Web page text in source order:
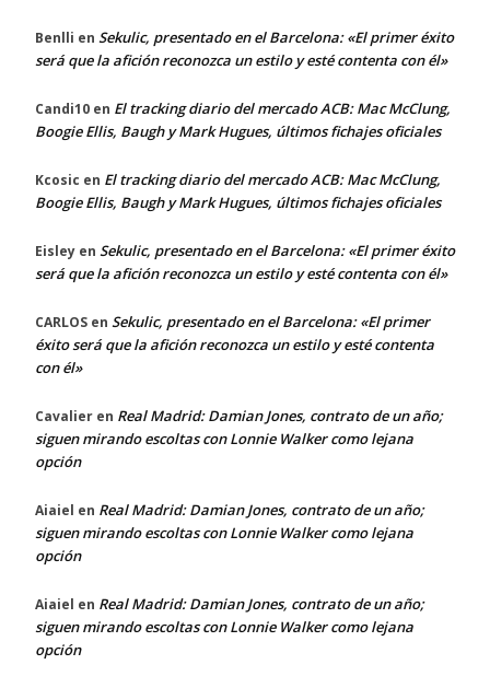
Benlli en Sekulic, presentado en el Barcelona: «El primer éxito
será que la afición reconozca un estilo y esté contenta con él»
Candi10 en El tracking diario del mercado ACB: Mac McClung,
Boogie Ellis, Baugh y Mark Hugues, últimos fichajes oficiales
Kcosic en El tracking diario del mercado ACB: Mac McClung,
Boogie Ellis, Baugh y Mark Hugues, últimos fichajes oficiales
Eisley en Sekulic, presentado en el Barcelona: «El primer éxito
será que la afición reconozca un estilo y esté contenta con él»
CARLOS en Sekulic, presentado en el Barcelona: «El primer
éxito será que la afición reconozca un estilo y esté contenta
con él»
Cavalier en Real Madrid: Damian Jones, contrato de un año;
siguen mirando escoltas con Lonnie Walker como lejana
opción
Aiaiel en Real Madrid: Damian Jones, contrato de un año;
siguen mirando escoltas con Lonnie Walker como lejana
opción
Aiaiel en Real Madrid: Damian Jones, contrato de un año;
siguen mirando escoltas con Lonnie Walker como lejana
opción